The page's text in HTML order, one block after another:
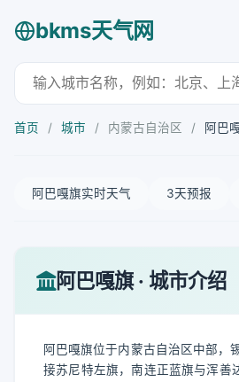
bkms天气网
首页 / 城市 / 内蒙古自治区 / 阿巴
阿巴嘎旗实时天气 3天预报
阿巴嘎旗 · 城市介绍
阿巴嘎旗位于内蒙古自治区中部，
接苏尼特左旗，南连正蓝旗与浑善